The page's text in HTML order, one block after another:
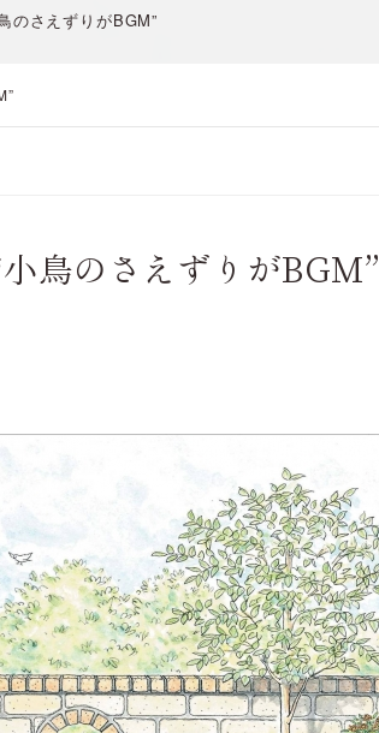
のさえずりがBGM”
鳥のさえずりがBGM”